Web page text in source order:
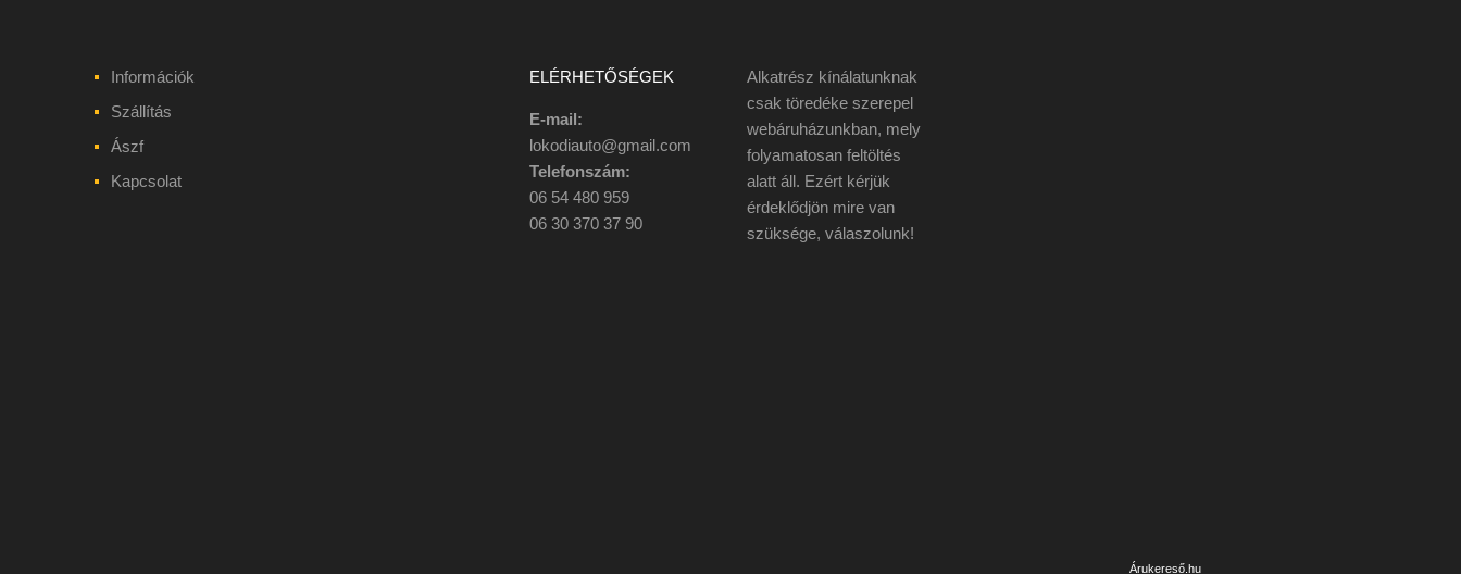
Információk
Szállítás
Ászf
Kapcsolat
ELÉRHETŐSÉGEK
E-mail:
lokodiauto@gmail.com
Telefonszám:
06 54 480 959
06 30 370 37 90
Alkatrész kínálatunknak
csak töredéke szerepel
webáruházunkban, mely
folyamatosan feltöltés
alatt áll. Ezért kérjük
érdeklődjön mire van
szüksége, válaszolunk!
Árukereső.hu